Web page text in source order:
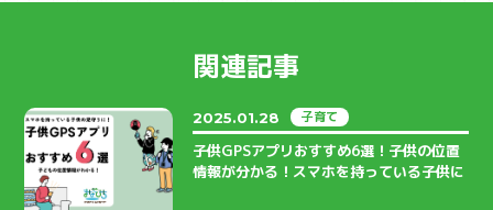
関連記事
2025.01.28 子育て
子供GPSアプリおすすめ6選！子供の位置
情報が分かる！スマホを持っている子供に